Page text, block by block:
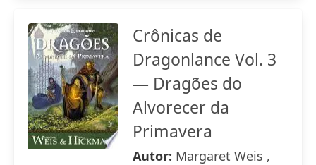
Crônicas de
Dragonlance Vol. 3
— Dragões do
Alvorecer da
Primavera
Autor: Margaret Weis ,